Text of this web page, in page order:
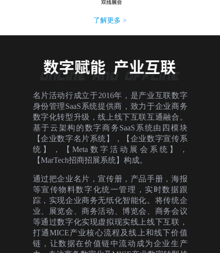
了解更多 >
名片活动行成立于2016年，是产业互联数字
身份管理SaaS系统提供商，致力于企业商务
数字化转型升级，线上线下互联互通融合。
基于云架构的数字商务SaaS系统由四模块
【企业数字名片系统】，【企业数字宣传系
统】，【Meta数字活动展会系统】，
【MarTech招商招展系统】构成。
通过把企业名片，宣传册，产品手册，海报
等宣传物料数字化统一管理，实时数据跟
踪，实现企业商务无纸化智能化。将传统企
业、展览会、商务活动、博览会、商务会议
等通过数字化实现虚拟现实线上线下互联，
打通MICE产业核心流程及线上和线下价值
链，让数据在价值链中流动成为企业生产